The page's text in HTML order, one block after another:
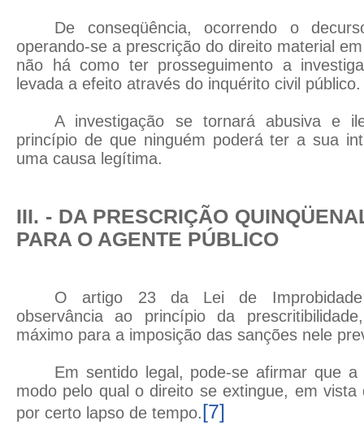
De conseqüência, ocorrendo o
operando-se a prescrição do direito material
não há como ter prosseguimento a
levada a efeito através do inquérito civil público.
A investigação se tornará abusiva e
princípio de que ninguém poderá ter a sua
uma causa legítima.
III. - DA PRESCRIÇÃO
PARA O AGENTE PÚBLICO
O artigo 23 da Lei de Improbidade
observância ao princípio da
máximo para a imposição das sanções nele
Em sentido legal, pode-se afirmar que
modo pelo qual o direito se extingue, em vista
por certo lapso de tempo.[7]